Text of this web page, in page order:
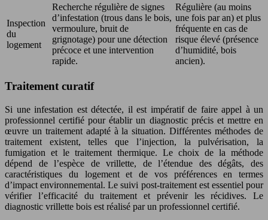
Inspection
du
logement
Recherche régulière de signes
d’infestation (trous dans le bois,
vermoulure, bruit de
grignotage) pour une détection
précoce et une intervention
rapide.
Régulière (au moins
une fois par an) et plus
fréquente en cas de
risque élevé (présence
d’humidité, bois
ancien).
Traitement curatif
Si une infestation est détectée, il est impératif de faire appel à un
professionnel certifié pour établir un diagnostic précis et mettre en
œuvre un traitement adapté à la situation. Différentes méthodes de
traitement existent, telles que l’injection, la pulvérisation, la
fumigation et le traitement thermique. Le choix de la méthode
dépend de l’espèce de vrillette, de l’étendue des dégâts, des
caractéristiques du logement et de vos préférences en termes
d’impact environnemental. Le suivi post-traitement est essentiel pour
vérifier l’efficacité du traitement et prévenir les récidives. Le
diagnostic vrillette bois est réalisé par un professionnel certifié.